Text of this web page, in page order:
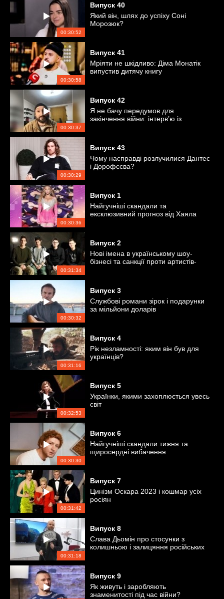
00:30:52
Випуск 40
Який він, шлях до успіху Соні
Морозюк?
00:30:58
Випуск 41
Мріяти не шкідливо: Діма Монатік
випустив дитячу книгу
00:30:37
Випуск 42
Я не бачу передумов для
закінчення війни: інтерв’ю із
00:30:29
Випуск 43
Чому насправді розлучилися Дантес
і Дорофєєва?
00:30:36
Випуск 1
Найгучніші скандали та
ексклюзивний прогноз від Хаяла
00:31:34
Випуск 2
Нові імена в українському шоу-
бізнесі та санкції проти артистів-
00:30:32
Випуск 3
Службові романи зірок і подарунки
за мільйони доларів
00:31:16
Випуск 4
Рік незламності: яким він був для
українців?
00:32:53
Випуск 5
Українки, якими захоплюється увесь
світ
00:30:30
Випуск 6
Найгучніші скандали тижня та
щиросердні вибачення
00:31:42
Випуск 7
Цинізм Оскара 2023 і кошмар усіх
росіян
00:31:18
Випуск 8
Слава Дьомін про стосунки з
колишньою і залицяння російських
Випуск 9
Як живуть і заробляють
знаменитості під час війни?